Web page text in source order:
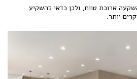
ארוכת טווח, ולכן כדאי להשקיע
יותר.